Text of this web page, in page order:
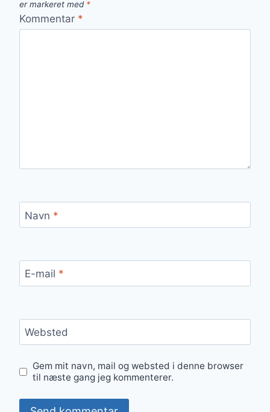
er markeret med *
Kommentar *
Navn *
E-mail *
Websted
Gem mit navn, mail og websted i denne browser
til næste gang jeg kommenterer.